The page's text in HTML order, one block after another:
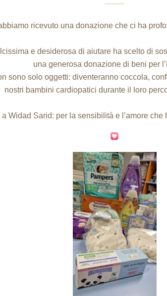
ricevuto una donazione che ci ha
e desiderosa di aiutare ha scelto di
una generosa donazione di beni per
sono solo oggetti: diventeranno coccola,
nostri bambini cardiopatici durante il loro
Widad Sarid: per la sensibilità e l’amore